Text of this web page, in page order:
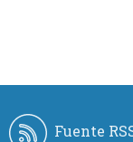
Fuente